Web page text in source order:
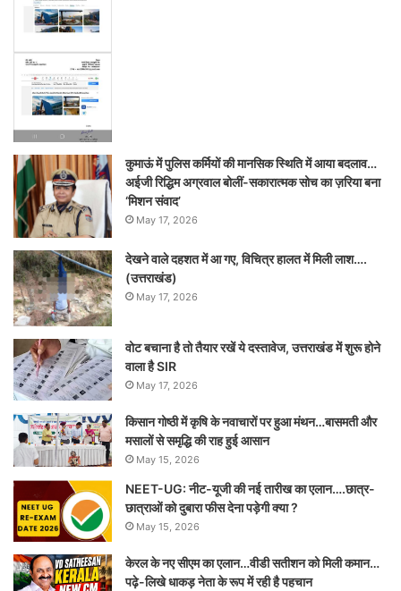
कुमाऊं में पुलिस कर्मियों की मानसिक स्थिति में आया बदलाव…
अईजी रिद्धिम अग्रवाल बोलीं-सकारात्मक सोच का ज़रिया बना
‘मिशन संवाद’
May 17, 2026
देखने वाले दहशत में आ गए, विचित्र हालत में मिली लाश….
(उत्तराखंड)
May 17, 2026
वोट बचाना है तो तैयार रखें ये दस्तावेज, उत्तराखंड में शुरू होने
वाला है SIR
May 17, 2026
किसान गोष्ठी में कृषि के नवाचारों पर हुआ मंथन…बासमती और
मसालों से समृद्धि की राह हुई आसान
May 15, 2026
NEET-UG: नीट-यूजी की नई तारीख का एलान….छात्र-
छात्राओं को दुबारा फीस देना पड़ेगी क्या ?
May 15, 2026
केरल के नए सीएम का एलान…वीडी सतीशन को मिली कमान…
पढ़े-लिखे धाकड़ नेता के रूप में रही है पहचान